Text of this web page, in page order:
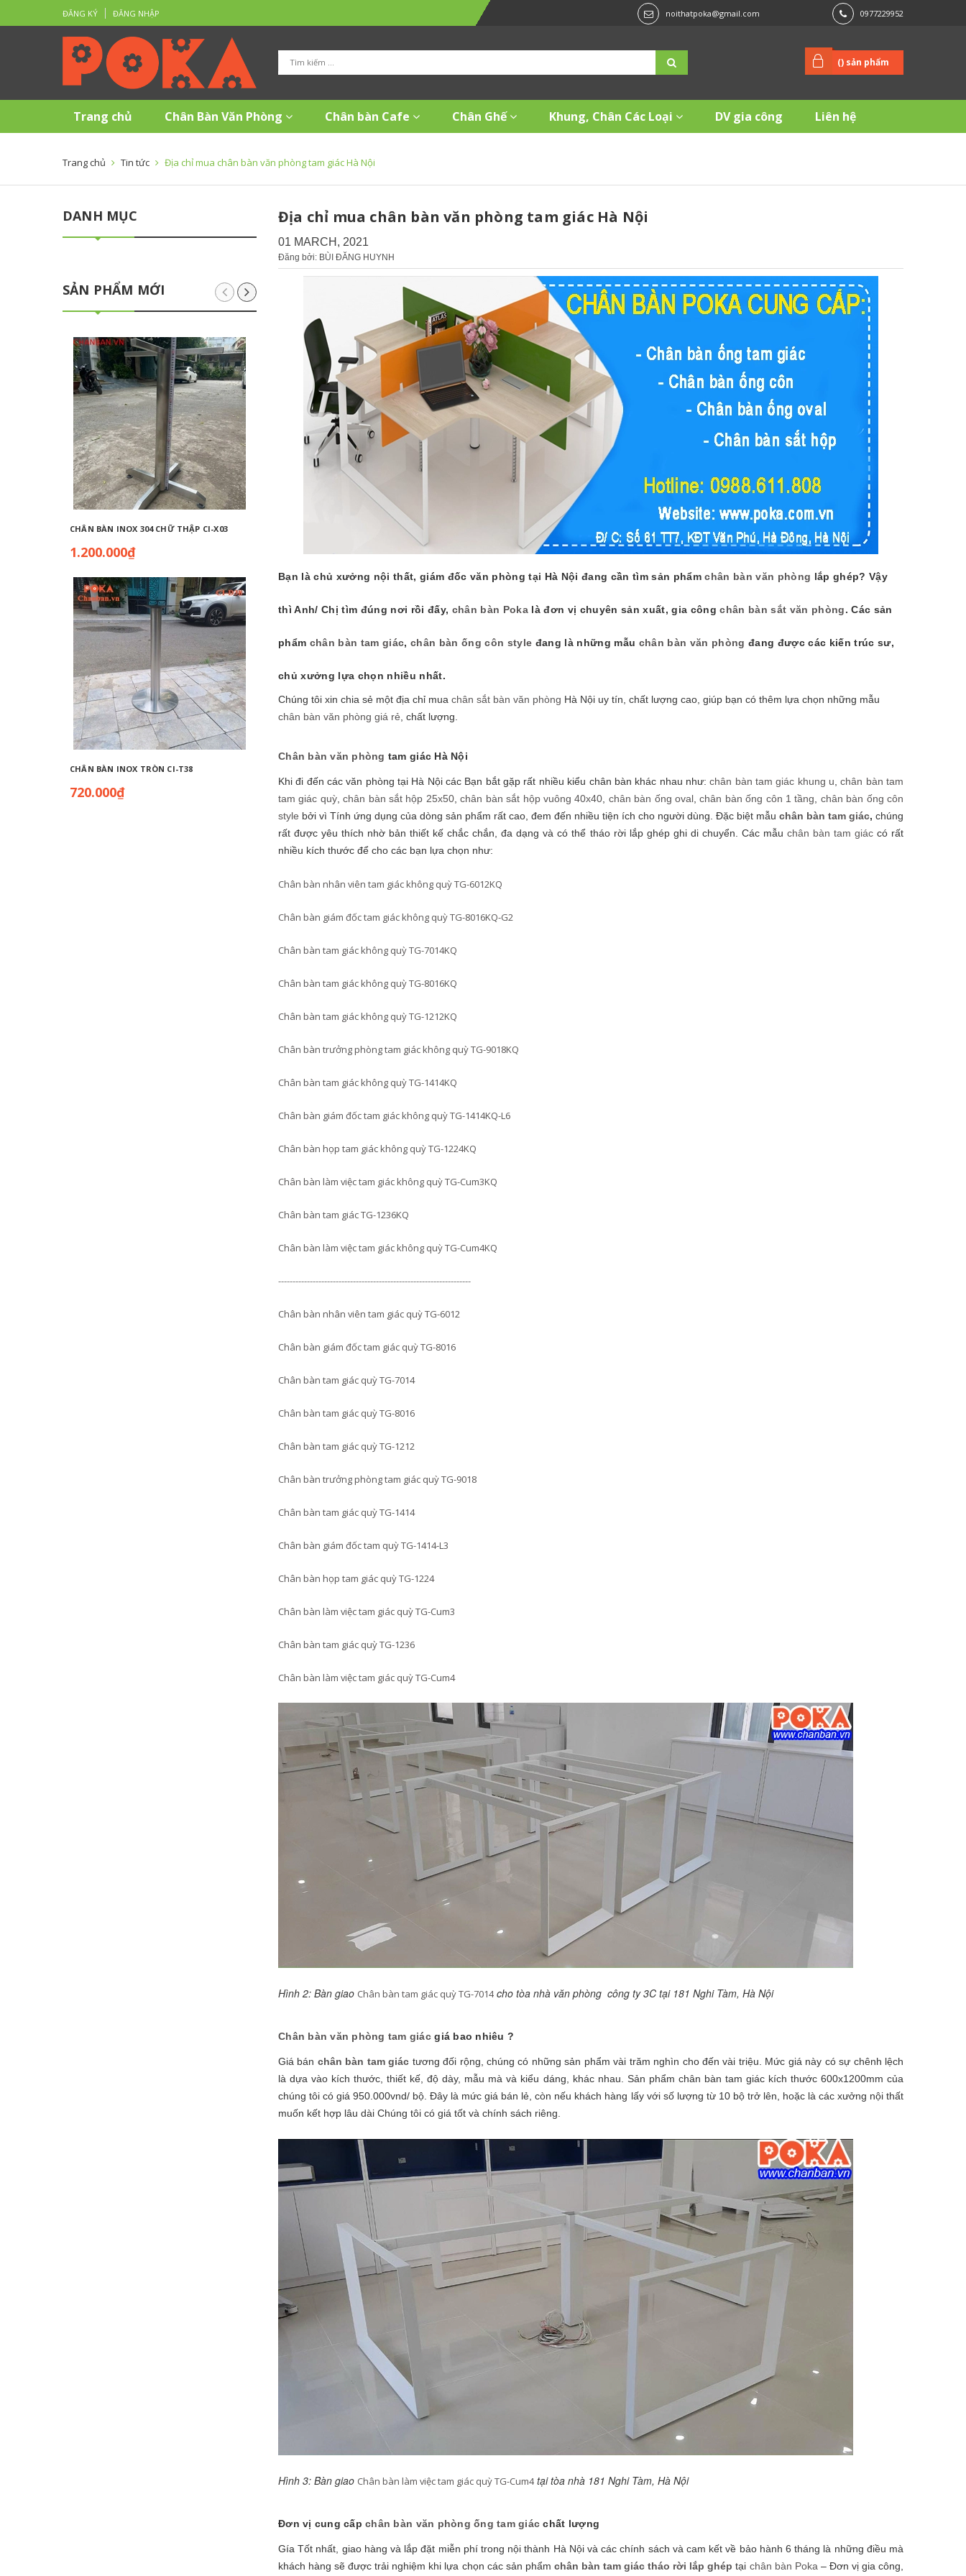
ĐĂNG KÝ ĐĂNG NHẬP noithatpoka@gmail.com 0977229952
() sản phẩm
Trang chủ Chân Bàn Văn Phòng Chân bàn Cafe Chân Ghế Khung, Chân Các Loại DV gia công Liên hệ
Trang chủ Tin tức Địa chỉ mua chân bàn văn phòng tam giác Hà Nội
Địa chỉ mua chân bàn văn phòng tam giác Hà Nội
01 MARCH, 2021
Đăng bởi: BÙI ĐĂNG HUYNH
Bạn là chủ xưởng nội thất, giám đốc văn phòng tại Hà Nội đang cần tìm sản phẩmchân bàn văn phòng lắp ghép? Vậy
thì Anh/ Chị tìm đúng nơi rồi đấy, chân bàn Poka là đơn vị chuyên sản xuất, gia côngchân bàn sắt văn phòng. Các sản
phẩm chân bàn tam giác,chân bàn ống côn style đang là những mẫu chân bàn văn phòng đang được các kiến trúc sư,
chủ xưởng lựa chọn nhiều nhất.
Chúng tôi xin chia sẻ một địa chỉ mua chân sắt bàn văn phòng Hà Nội uy tín, chất lượng cao, giúp bạn có thêm lựa chọn những mẫu
chân bàn văn phòng giá rẻ, chất lượng.
Chân bàn văn phòng tam giác Hà Nội
Khi đi đến các văn phòng tại Hà Nội các Bạn bắt gặp rất nhiều kiểu chân bàn khác nhau như:chân bàn tam giác khung u,chân bàn tam
tam giác quỳ,chân bàn sắt hộp 25x50,chân bàn sắt hộp vuông 40x40, chân bàn ống oval,chân bàn ống côn 1 tầng, chân bàn ống côn
style bởi vì Tính ứng dụng của dòng sản phẩm rất cao, đem đến nhiều tiện ích cho người dùng. Đặc biệt mẫu chân bàn tam giác, chúng
rất được yêu thích nhờ bản thiết kế chắc chắn, đa dạng và có thể tháo rời lắp ghép ghi di chuyển. Các mẫu chân bàn tam giáccó rất
nhiều kích thước để cho các bạn lựa chọn như:
Chân bàn nhân viên tam giác không quỳ TG-6012KQ
Chân bàn giám đốc tam giác không quỳ TG-8016KQ-G2
Chân bàn tam giác không quỳ TG-7014KQ
Chân bàn tam giác không quỳ TG-8016KQ
Chân bàn tam giác không quỳ TG-1212KQ
Chân bàn trưởng phòng tam giác không quỳ TG-9018KQ
Chân bàn tam giác không quỳ TG-1414KQ
Chân bàn giám đốc tam giác không quỳ TG-1414KQ-L6
Chân bàn họp tam giác không quỳ TG-1224KQ
Chân bàn làm việc tam giác không quỳ TG-Cum3KQ
Chân bàn tam giác TG-1236KQ
Chân bàn làm việc tam giác không quỳ TG-Cum4KQ
-------------------------------------------------------------------
Chân bàn nhân viên tam giác quỳ TG-6012
Chân bàn giám đốc tam giác quỳ TG-8016
Chân bàn tam giác quỳ TG-7014
Chân bàn tam giác quỳ TG-8016
Chân bàn tam giác quỳ TG-1212
Chân bàn trưởng phòng tam giác quỳ TG-9018
Chân bàn tam giác quỳ TG-1414
Chân bàn giám đốc tam quỳ TG-1414-L3
Chân bàn họp tam giác quỳ TG-1224
Chân bàn làm việc tam giác quỳ TG-Cum3
Chân bàn tam giác quỳ TG-1236
Chân bàn làm việc tam giác quỳ TG-Cum4
Hình 2: Bàn giao Chân bàn tam giác quỳ TG-7014 cho tòa nhà văn phòng công ty 3C tại 181 Nghi Tàm, Hà Nội
Chân bàn văn phòng tam giác giá bao nhiêu ?
Giá bán chân bàn tam giác tương đối rộng, chúng có những sản phẩm vài trăm nghìn cho đến vài triệu. Mức giá này có sự chênh lệch
là dựa vào kích thước, thiết kế, độ dày, mẫu mà và kiểu dáng, khác nhau. Sản phẩm chân bàn tam giác kích thước 600x1200mm của
chúng tôi có giá 950.000vnd/ bộ. Đây là mức giá bán lẻ, còn nếu khách hàng lấy với số lượng từ 10 bộ trở lên, hoặc là các xưởng nội thất
muốn kết hợp lâu dài Chúng tôi có giá tốt và chính sách riêng.
Hình 3: Bàn giao Chân bàn làm việc tam giác quỳ TG-Cum4 tại tòa nhà 181 Nghi Tàm, Hà Nội
Đơn vị cung cấpchân bàn văn phòng ống tam giác chất lượng
Gía Tốt nhất, giao hàng và lắp đặt miễn phí trong nội thành Hà Nội và các chính sách và cam kết về bảo hành 6 tháng là những điều mà
khách hàng sẽ được trải nghiệm khi lựa chọn các sản phẩm chân bàn tam giác tháo rời lắp ghép tại chân bàn Poka– Đơn vị gia công,
DANH MỤC
SẢN PHẨM MỚI
CHÂN BÀN INOX 304 CHỮ THẬP CI-X03
1.200.000₫
CHÂN BÀN INOX TRÒN CI-T38
720.000₫
CHÂN BÀN NHÔM ĐEN CI-AL282-D
770.000₫
720.000₫
CHÂN GHẾ ĐƠN BJS-D298
760.000₫
1.150.000₫
CHÂN BÀN INOX VUÔNG CI-VN40
Liên hệ
880.000₫